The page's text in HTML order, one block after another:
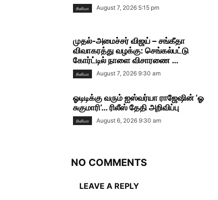
சினிமா August 7, 2026 5:15 pm
முதல்-அமைச்சர் விஜய் – சங்கீதா
விவாகரத்து வழக்கு: செங்கல்பட்டு
கோர்ட்டில் நாளை விசாரணை …
சினிமா August 7, 2026 9:30 am
ஓடிடிக்கு வரும் ஐஸ்வர்யா ராஜேஷின் ‘ஓ
சுகுமாரி’… ரிலீஸ் தேதி அறிவிப்பு
சினிமா August 6, 2026 9:30 am
NO COMMENTS
LEAVE A REPLY